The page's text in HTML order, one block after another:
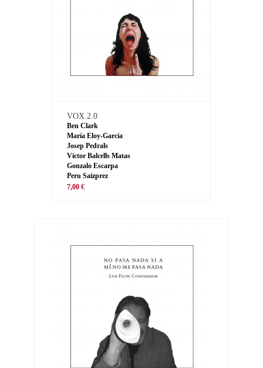
VOX 2.0
Ben Clark
María Eloy-García
Josep Pedrals
Víctor Balcells Matas
Gonzalo Escarpa
Peru Saizprez
7,00 €